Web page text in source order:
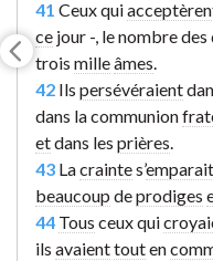
41 Ceux qui
ce jour -, le nombre des
trois milleâmes
42 Ils persévéraient
dans la communion
etdans les prières
43 Lacraintes’emparait
beaucoup deprodiges
44 Tous ceux qui
ils avaienttouten